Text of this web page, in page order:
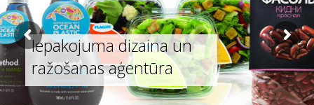
Iepakojuma dizaina un
ražošanas aģentūra